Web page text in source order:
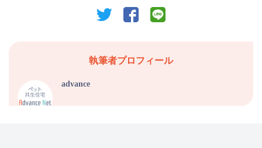
twitter facebook
執筆者プロフィール
advance